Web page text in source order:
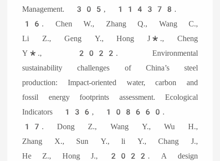
Management. 305, 114378.
16. Chen W., Zhang Q., Wang C.,
Li Z., Geng Y., Hong J*., Cheng
Y*., 2022. Environmental
sustainability challenges of China’s steel
production: Impact-oriented water, carbon and
fossil energy footprints assessment. Ecological
Indicators 136, 108660.
17. Dong Z., Wang Y., Wu H.,
Zhang X., Sun Y., li Y., Chang J.,
He Z., Hong J., 2022. A design